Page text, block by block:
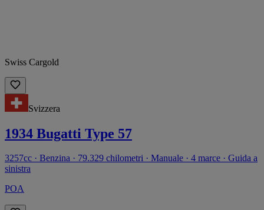
Swiss Cargold
Svizzera
1934 Bugatti Type 57
3257cc · Benzina · 79.329 chilometri · Manuale · 4 marce · Guida a
sinistra
POA